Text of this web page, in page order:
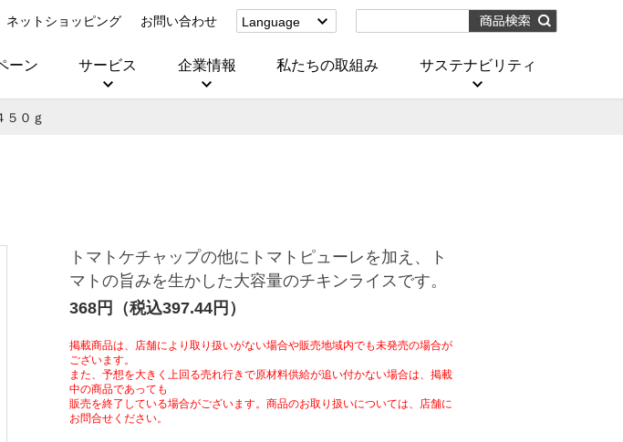
ネットショッピング お問い合わせ
Language
(Corporate)
ーン サービス 企業情報 私たちの取組み サステナビリティ
０ｇ
トマトケチャップの他にトマトピューレを加え、ト
マトの旨みを生かした大容量のチキンライスです。
368円（税込397.44円）
掲載商品は、店舗により取り扱いがない場合や販売地域内でも未発売の場合が
ございます。
また、予想を大きく上回る売れ行きで原材料供給が追い付かない場合は、掲載
中の商品であっても
販売を終了している場合がございます。商品のお取り扱いについては、店舗に
お問合せください。